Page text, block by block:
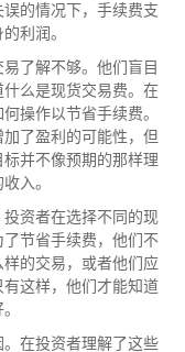
的情况下，手续费支
利润。
了解不够。他们盲目
么是现货交易费。在
操作以节省手续费。
了盈利的可能性，但
并不像预期的那样理
入。
资者在选择不同的现
节省手续费，他们不
的交易，或者他们应
这样，他们才能知道
在投资者理解了这些